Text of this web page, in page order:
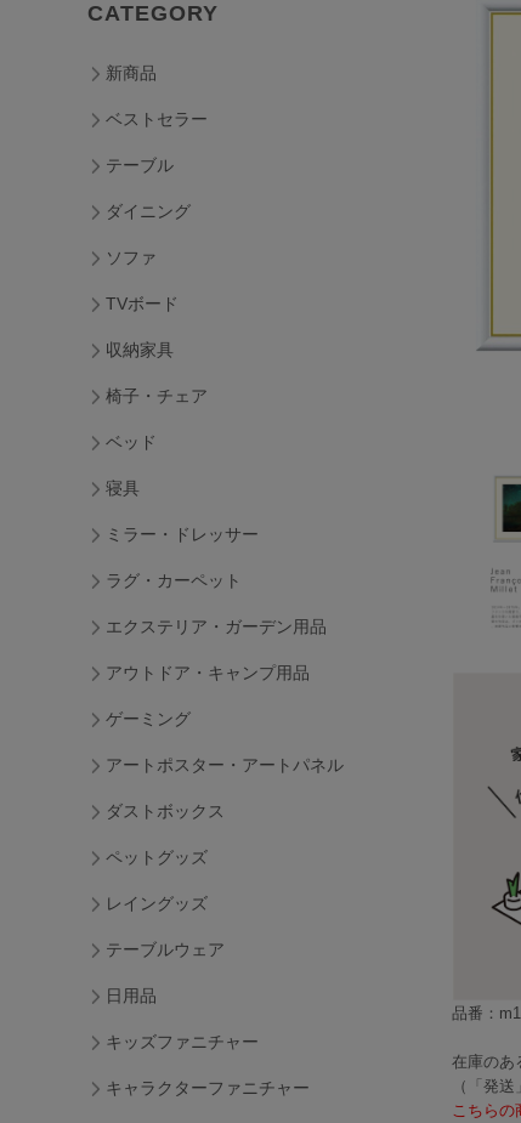
品番：
在庫のあ
（「発
こちらの
CATEGORY
新商品
ベストセラー
テーブル
ダイニング
ソファ
TVボード
収納家具
椅子・チェア
ベッド
寝具
ミラー・ドレッサー
ラグ・カーペット
エクステリア・ガーデン用品
アウトドア・キャンプ用品
ゲーミング
アートポスター・アートパネル
ダストボックス
ペットグッズ
レイングッズ
テーブルウェア
日用品
キッズファニチャー
キャラクターファニチャー